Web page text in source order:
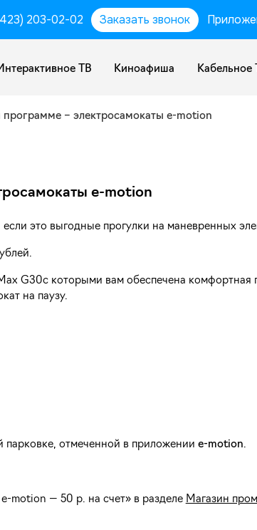
203-02-02 Заказать звонок
ТВ Киноафиша Кабельное
– электросамокаты e-motion
e-motion
это выгодные прогулки на маневренных
G30с которыми вам обеспечена
на паузу.
парковке, отмеченной в приложении e-motion.
motion — 50 р. на счет» в разделе Магазин